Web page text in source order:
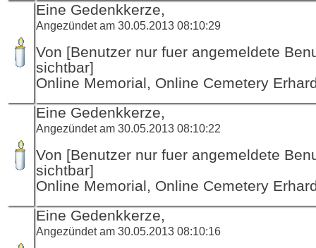
Eine Gedenkkerze,
Angezündet am 30.05.2013 08:10:29
Von [Benutzer nur fuer angemeldete
sichtbar]
Online Memorial, Online Cemetery
Eine Gedenkkerze,
Angezündet am 30.05.2013 08:10:22
Von [Benutzer nur fuer angemeldete
sichtbar]
Online Memorial, Online Cemetery
Eine Gedenkkerze,
Angezündet am 30.05.2013 08:10:16